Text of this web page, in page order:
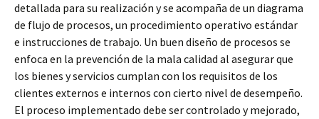
detallada para su realización y se acompaña de un diagrama
de flujo de procesos, un procedimiento operativo estándar
e instrucciones de trabajo. Un buen diseño de procesos se
enfoca en la prevención de la mala calidad al asegurar que
los bienes y servicios cumplan con los requisitos de los
clientes externos e internos con cierto nivel de desempeño.
El proceso implementado debe ser controlado y mejorado,